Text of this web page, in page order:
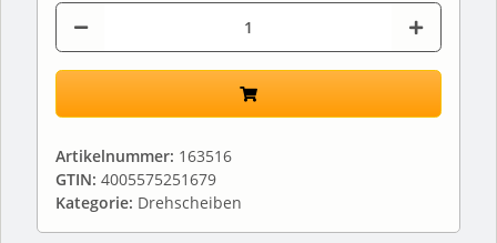
Artikelnummer: 163516
GTIN: 4005575251679
Kategorie: Drehscheiben